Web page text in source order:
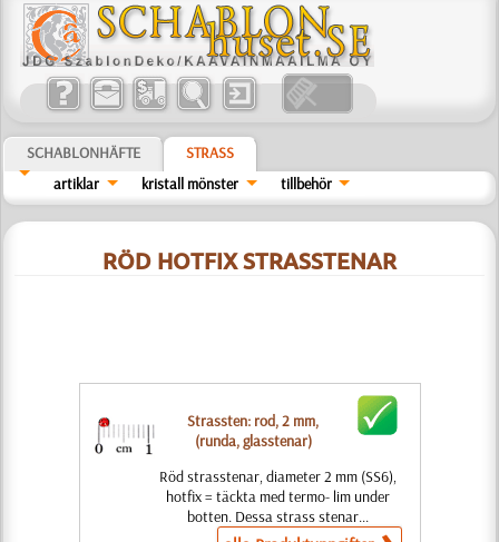
SCHABLONHÄFTE
STRASS
artiklar
kristall mönster tillbehör
RÖD HOTFIX STRASSTENAR
Strassten: rod, 2 mm,
(runda, glasstenar)
Röd strasstenar, diameter 2 mm (SS6),
hotfix = täckta med termo- lim under
botten. Dessa strass stenar...